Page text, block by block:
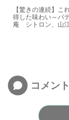
【驚きの連続】こ
得した味わい～パ
庵 シトロン、⼭江
コメント